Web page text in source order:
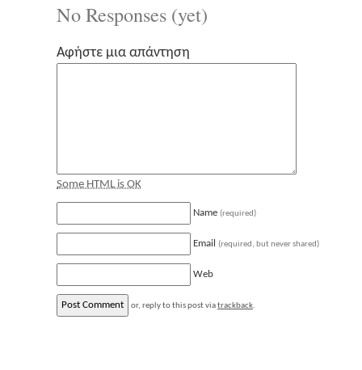
No Responses (yet)
Αφήστε μια απάντηση
Some HTML is OK
Name (required)
Email (required, but never shared)
Web
or, reply to this post viatrackback.